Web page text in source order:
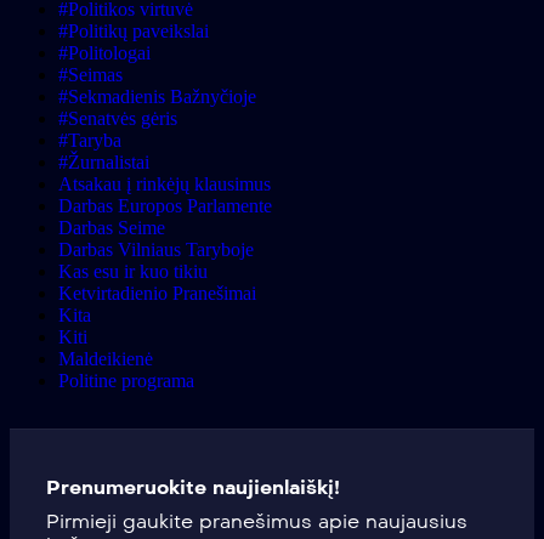
#Politikos virtuvė
#Politikų paveikslai
#Politologai
#Seimas
#Sekmadienis Bažnyčioje
#Senatvės gėris
#Taryba
#Žurnalistai
Atsakau į rinkėjų klausimus
Darbas Europos Parlamente
Darbas Seime
Darbas Vilniaus Taryboje
Kas esu ir kuo tikiu
Ketvirtadienio Pranešimai
Kita
Kiti
Maldeikienė
Politine programa
Prenumeruokite naujienlaiškį!
Pirmieji gaukite pranešimus apie naujausius